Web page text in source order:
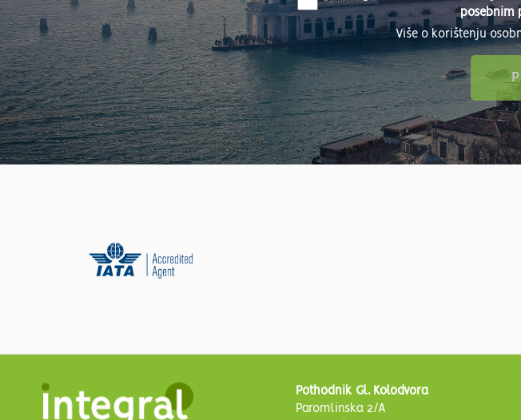
posebnim
Više o korištenju
Pothodnik Gl. Kolodvora
Paromlinska 2/A